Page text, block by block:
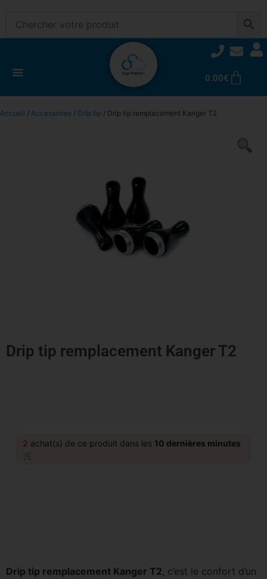
0.00€
Accueil / Accessoires / Drip tip / Drip tip remplacement Kanger T2
Drip tip remplacement Kanger T2
2 achat(s) de ce produit dans les 10 dernières minutes
🛒
Drip tip remplacement Kanger T2, c’est le confort d’un